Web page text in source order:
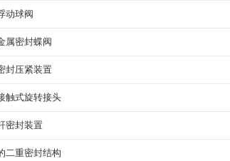
动球阀
属密封蝶阀
封压紧装置
触式旋转接头
密封装置
二重密封结构